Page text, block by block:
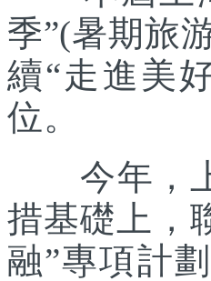
季”(暑期旅
續“走進美
位。
今年，上
措基礎上，
融”專項計